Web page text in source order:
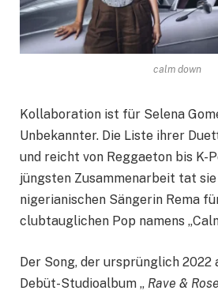
calm down
Kollaboration ist für Selena
Unbekannter. Die Liste ihrer
und reicht von Reggaeton bis K-
jüngsten Zusammenarbeit tat
nigerianischen Sängerin Rema
clubtauglichen Pop namens
Der Song, der ursprünglich 2022
Debüt-Studioalbum „ Rave &